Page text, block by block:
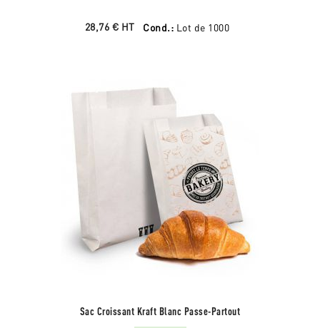
28,76 € HT Cond.: Lot de 1000
Sac Croissant Kraft Blanc Passe-Partout